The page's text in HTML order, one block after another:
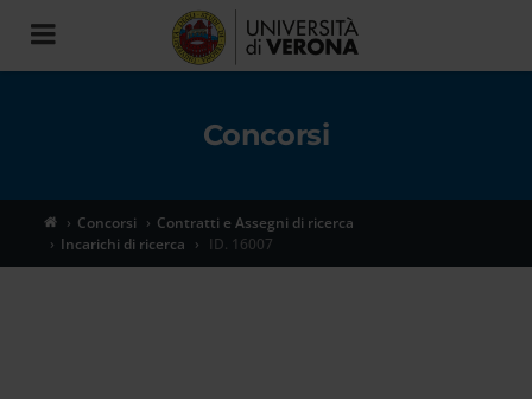
Toggle
navigation
Concorsi
Concorsi
Contratti e Assegni di ricerca
Incarichi di ricerca
ID. 16007